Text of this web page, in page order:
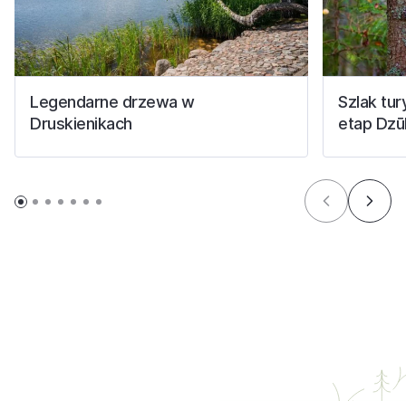
Legendarne drzewa w
Druskienikach
Szlak
etap